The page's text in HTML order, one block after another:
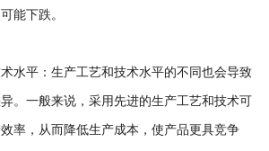
能下跌。
平：生产工艺和技术水平的不同也会导致
。一般来说，采用先进的生产工艺和技术可
率，从而降低生产成本，使产品更具竞争